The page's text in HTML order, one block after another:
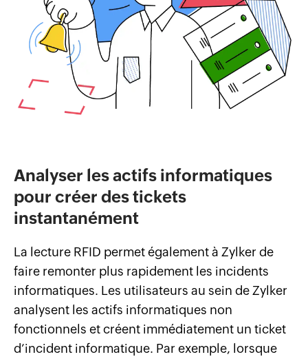
Analyser les actifs informatiques
pour créer des tickets
instantanément
La lecture RFID permet également à Zylker de
faire remonter plus rapidement les incidents
informatiques. Les utilisateurs au sein de Zylker
analysent les actifs informatiques non
fonctionnels et créent immédiatement un ticket
d’incident informatique. Par exemple, lorsque